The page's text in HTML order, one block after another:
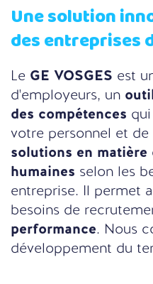
Une solution
des entreprises
Le GE VOSGES est
d'employeurs, un
des compétences
votre personnel et de
solutions en matière
humaines selon les
entreprise. Il permet
besoins de
performance. Nous
développement du